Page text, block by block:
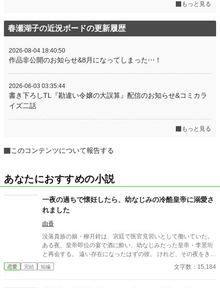
もっと見る
春瀬湖子の近況ボードの更新履歴
2026-08-04 18:40:50
作品非公開のお知らせ&8月になってしまった⋯！
2026-06-03 03:35:44
書き下ろしTL『勘違い令嬢の大誤算』配信のお知らせ&コミカラ
イズ二話
もっと見る
このコンテンツについて報告する
あなたにおすすめの小説
一夜の過ちで懐妊したら、幼なじみの冷酷皇帝に溺愛さ
れました
由香
没落貴族の娘・柳月鈴は、宮廷で医官見習いとして働いていた。
ある夜、皇帝即位の宴で酒に酔い、幼なじみだった皇帝・李景珩
と再会する。 遠い存在になったはずの彼。 けれど、その夜をきっ
かけに月鈴の運命は大きく動き出す。 冷酷と恐れられる皇帝が、
なぜか彼女だけには甘すぎて――。
恋愛 完結 短編 文字数：15,184